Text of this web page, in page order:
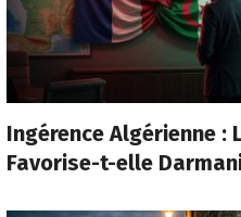
Ingérence Algérienne :
Favorise-t-elle